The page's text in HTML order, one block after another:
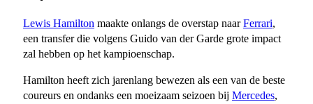
Lewis Hamilton maakte onlangs de overstap naarFerrari,
een transfer die volgens Guido van der Garde grote impact
zal hebben op het kampioenschap.
Hamilton heeft zich jarenlang bewezen als een van de beste
coureurs en ondanks een moeizaam seizoen bij Mercedes,